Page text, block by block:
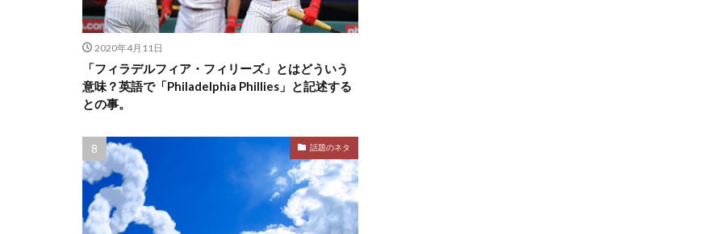
2020年4月11日
「フィラデルフィア・フィリーズ」とはどういう
意味？英語で「Philadelphia Phillies」と記述する
との事。
話題のネタ